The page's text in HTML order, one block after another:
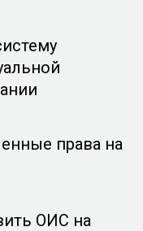
права на
ОИС на